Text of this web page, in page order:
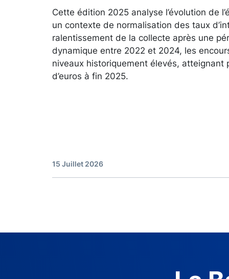
Cette édition 2025 analyse l’évolution de
un contexte de normalisation des taux
ralentissement de la collecte après une
dynamique entre 2022 et 2024, les
niveaux historiquement élevés, atteignant
d’euros à fin 2025.
15 Juillet 2026